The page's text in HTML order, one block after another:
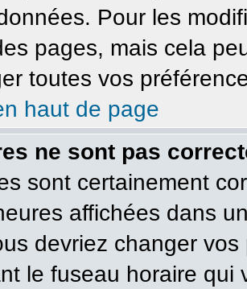
Pour les
pages, mais cela
toutes vos
haut de page
ne sont pas
sont certainement
affichées dans
devriez changer
le fuseau horaire